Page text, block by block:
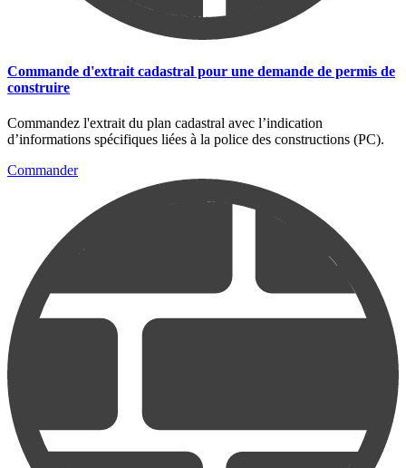
Commande d'extrait cadastral pour une demande de permis de
construire
Commandez l'extrait du plan cadastral avec l’indication
d’informations spécifiques liées à la police des constructions (PC).
Commander